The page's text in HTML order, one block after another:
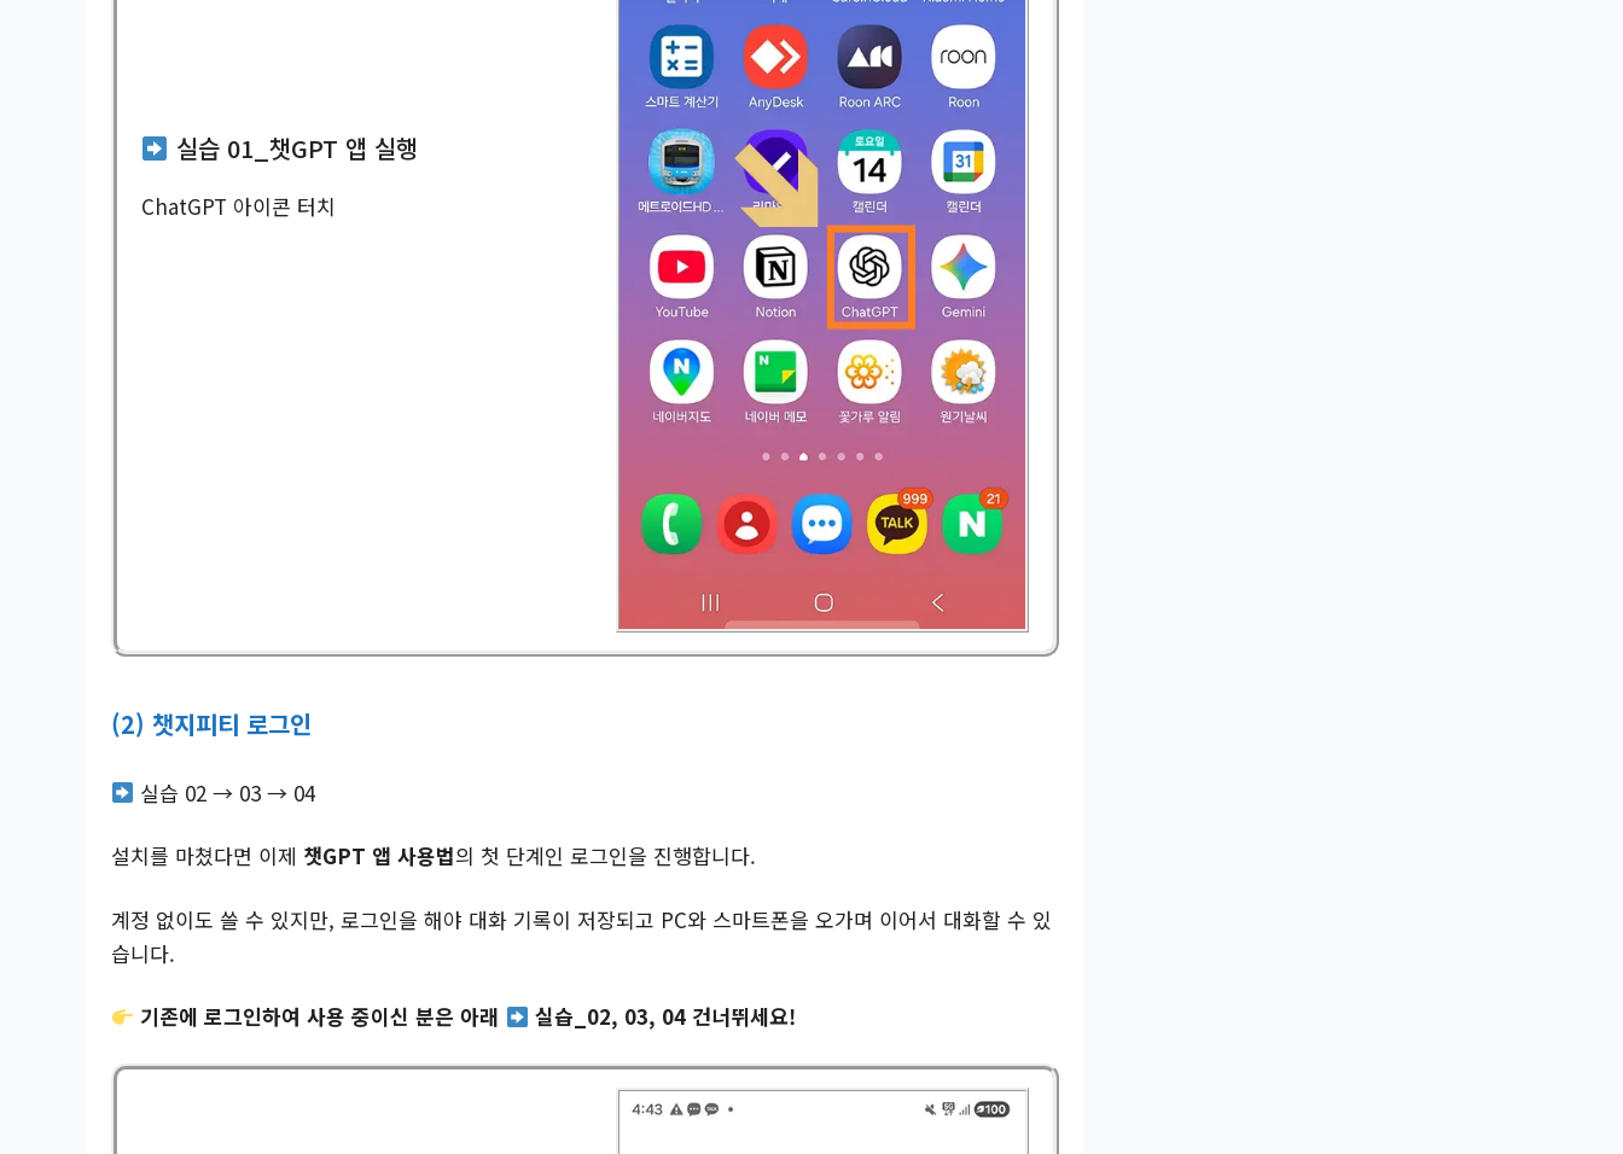
실습 01_챗GPT 앱 실행
ChatGPT 아이콘 터치
(2) 챗지피티 로그인
실습 02 → 03 → 04
설치를 마쳤다면 이제 챗GPT 앱 사용법의 첫 단계인 로그인을 진행합니다.
계정 없이도 쓸 수 있지만, 로그인을 해야 대화 기록이 저장되고 PC와 스마트폰을 오가며 이어서 대화할 수 있
습니다.
기존에 로그인하여 사용 중이신 분은 아래 실습_02, 03, 04 건너뛰세요!